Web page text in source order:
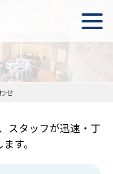
せ
スタッフが迅速・丁
す。